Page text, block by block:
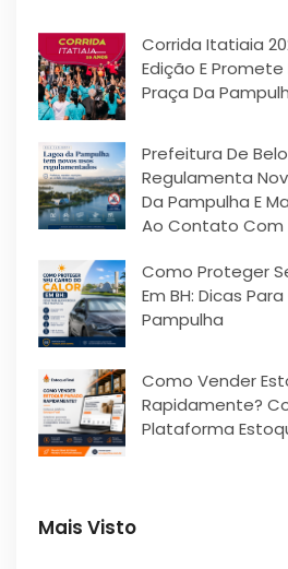
Corrida Itatiaia
Edição E
Praça Da
Prefeitura De
Regulamenta
Da Pampulha E
Ao Contato Com
Como Proteger
Em BH: Dicas
Pampulha
Como Vender
Rapidamente?
Plataforma
Mais Visto